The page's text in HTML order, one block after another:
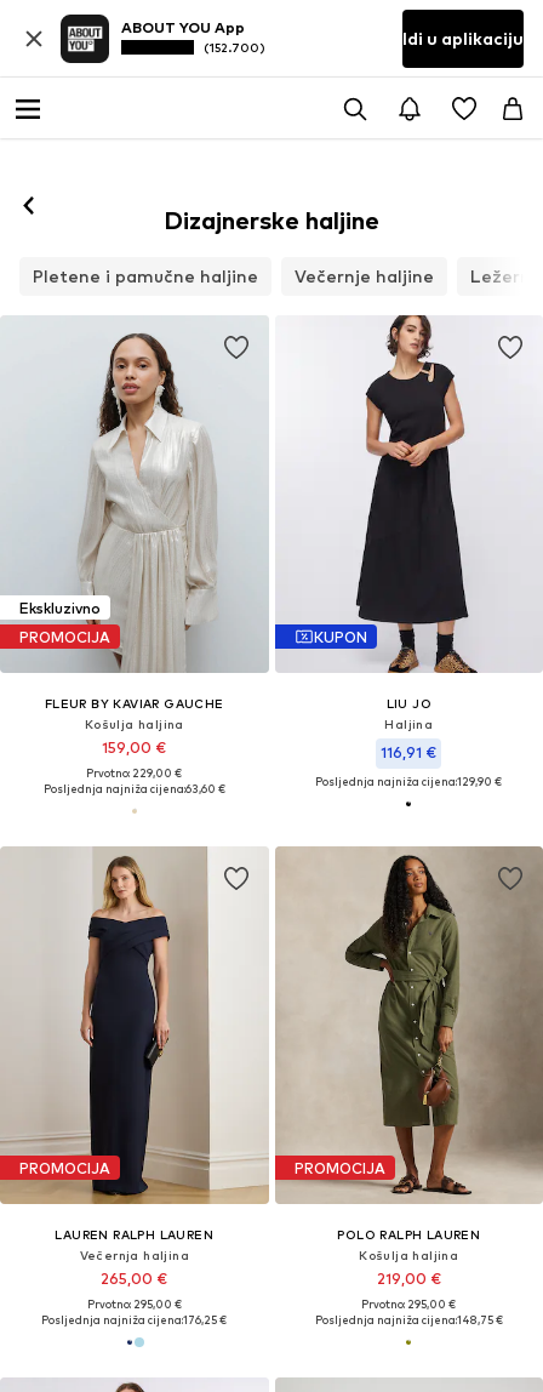
ABOUT YOU App
(152.700) Idi u aplikaciju
Dizajnerske haljine
Pletene i pamučne haljine Večernje haljine
Ekskluzivno
PROMOCIJA
FLEUR BY KAVIAR GAUCHE
Košulja haljina
159,00 €
Prvotno: 229,00 €
Posljednja najniža cijena:63,60 €
KUPON
LIU JO
Haljina
116,91 €
Posljednja najniža cijena:129,90 €
PROMOCIJA
LAUREN RALPH LAUREN
Večernja haljina
265,00 €
Prvotno: 295,00 €
Posljednja najniža cijena:176,25 €
PROMOCIJA
POLO RALPH LAUREN
Košulja haljina
219,00 €
Prvotno: 295,00 €
Posljednja najniža cijena:148,75 €